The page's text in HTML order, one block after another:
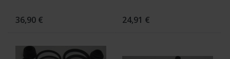
36,90 € 24,91 €